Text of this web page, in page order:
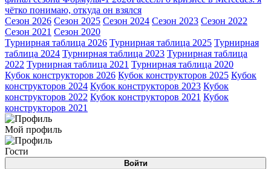
чётко понимаю, откуда он взялся
Сезон 2026 Сезон 2025 Сезон 2024 Сезон 2023 Сезон 2022
Сезон 2021 Сезон 2020
Турнирная таблица 2026 Турнирная таблица 2025 Турнирная
таблица 2024 Турнирная таблица 2023 Турнирная таблица
2022 Турнирная таблица 2021 Турнирная таблица 2020
Кубок конструкторов 2026 Кубок конструкторов 2025 Кубок
конструкторов 2024 Кубок конструкторов 2023 Кубок
конструкторов 2022 Кубок конструкторов 2021 Кубок
конструкторов 2021
Мой профиль
Гости
Войти